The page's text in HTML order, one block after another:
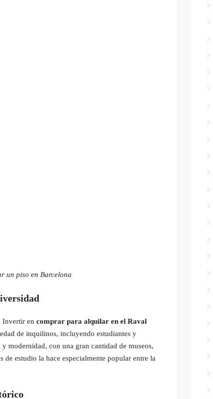
un piso en Barcelona
Invertir en comprar para alquilar en el Raval
de inquilinos, incluyendo estudiantes y
modernidad, con una gran cantidad de museos,
estudio la hace especialmente popular entre la